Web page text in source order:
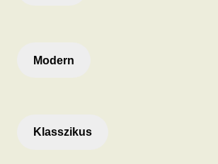
Modern
Klasszikus